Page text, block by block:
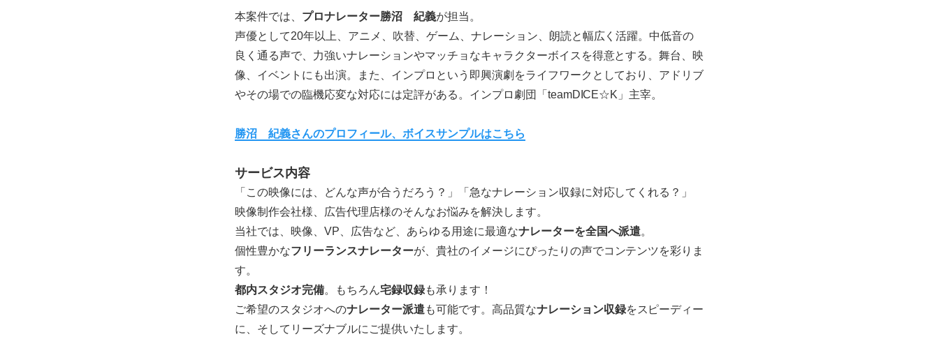
本案件では、 プロナレーター勝沼 紀義が担当。
声優として20年以上、アニメ、吹替、ゲーム、ナレーション、朗読と幅広く活躍。中低音の
良く通る声で、力強いナレーションやマッチョなキャラクターボイスを得意とする。舞台、映
像、イベントにも出演。また、インプロという即興演劇をライフワークとしており、アドリブ
やその場での臨機応変な対応には定評がある。インプロ劇団「teamDICE☆K」主宰。
勝沼 紀義さんのプロフィール、ボイスサンプルはこちら
サービス内容
「この映像には、どんな声が合うだろう？」「急なナレーション収録に対応してくれる？」
映像制作会社様、広告代理店様のそんなお悩みを解決します。
当社では、映像、VP、広告など、あらゆる用途に最適なナレーターを全国へ派遣。
個性豊かなフリーランスナレーターが、貴社のイメージにぴったりの声でコンテンツを彩りま
す。
都内スタジオ完備。もちろん宅録収録も承ります！
ご希望のスタジオへのナレーター派遣も可能です。高品質なナレーション収録をスピーディー
に、そしてリーズナブルにご提供いたします。